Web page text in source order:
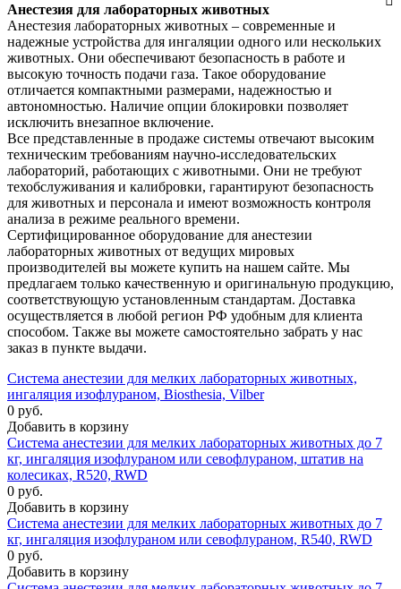
Анестезия для лабораторных животных
Анестезия лабораторных животных – современные и
надежные устройства для ингаляции одного или нескольких
животных. Они обеспечивают безопасность в работе и
высокую точность подачи газа. Такое оборудование
отличается компактными размерами, надежностью и
автономностью. Наличие опции блокировки позволяет
исключить внезапное включение.
Все представленные в продаже системы отвечают высоким
техническим требованиям научно-исследовательских
лабораторий, работающих с животными. Они не требуют
техобслуживания и калибровки, гарантируют безопасность
для животных и персонала и имеют возможность контроля
анализа в режиме реального времени.
Сертифицированное оборудование для анестезии
лабораторных животных от ведущих мировых
производителей вы можете купить на нашем сайте. Мы
предлагаем только качественную и оригинальную продукцию,
соответствующую установленным стандартам. Доставка
осуществляется в любой регион РФ удобным для клиента
способом. Также вы можете самостоятельно забрать у нас
заказ в пункте выдачи.
Система анестезии для мелких лабораторных животных,
ингаляция изофлураном, Biosthesia, Vilber
0 руб.
Добавить в корзину
Система анестезии для мелких лабораторных животных до 7
кг, ингаляция изофлураном или севофлураном, штатив на
колесиках, R520, RWD
0 руб.
Добавить в корзину
Система анестезии для мелких лабораторных животных до 7
кг, ингаляция изофлураном или севофлураном, R540, RWD
0 руб.
Добавить в корзину